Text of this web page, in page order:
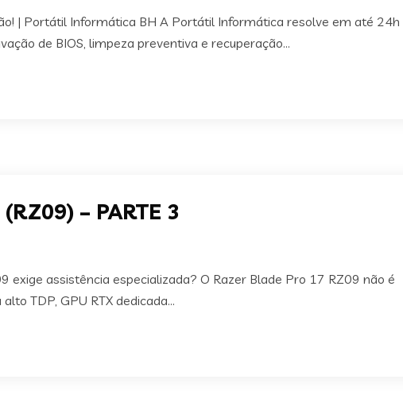
| Portátil Informática BH A Portátil Informática resolve em até 24h
de BIOS, limpeza preventiva e recuperação...
– PARTE 3
exige assistência especializada? O Razer Blade Pro 17 RZ09 não é
TDP, GPU RTX dedicada...